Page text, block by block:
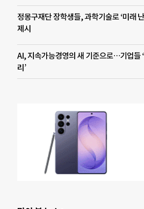
정몽구재단 장학생들, 과학기술로 ‘미래
제시
AI, 지속가능경영의 새 기준으로…기업들
리’